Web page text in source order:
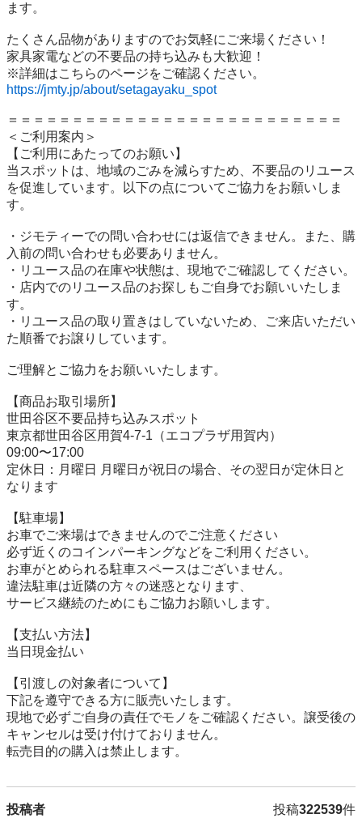
ます。
たくさん品物がありますのでお気軽にご来場ください！
家具家電などの不要品の持ち込みも大歓迎！
https://jmty.jp/about/setagayaku_spot
＝＝＝＝＝＝＝＝＝＝＝＝＝＝＝＝＝＝＝＝＝＝＝＝＝＝
＜ご利用案内＞
【ご利用にあたってのお願い】
当スポットは、地域のごみを減らすため、不要品のリユース
を促進しています。以下の点についてご協力をお願いしま
す。
・ジモティーでの問い合わせには返信できません。また、購
入前の問い合わせも必要ありません。
・リユース品の在庫や状態は、現地でご確認してください。
・店内でのリユース品のお探しもご自身でお願いいたしま
す。
・リユース品の取り置きはしていないため、ご来店いただい
た順番でお譲りしています。
ご理解とご協力をお願いいたします。
【商品お取引場所】
世田谷区不要品持ち込みスポット
東京都世田谷区用賀4-7-1（エコプラザ用賀内）
09:00〜17:00
定休日：月曜日 月曜日が祝日の場合、その翌日が定休日と
なります
【駐⾞場】
お車でご来場はできませんのでご注意ください
必ず近くのコインパーキングなどをご利用ください。
お車がとめられる駐車スペースはございません。
違法駐車は近隣の方々の迷惑となります、
サービス継続のためにもご協力お願いします。
【⽀払い⽅法】
当日現金払い
【引渡しの対象者について】
下記を遵守できる⽅に販売いたします。
現地で必ずご⾃⾝の責任でモノをご確認ください。譲受後の
キャンセルは受け付けておりません。
転売⽬的の購⼊は禁⽌します。
投稿者 投稿322539件